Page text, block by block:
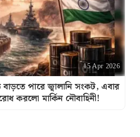
15 Apr 2026
পারে জ্বালানি সংকট, এবার
করলো মার্কিন নৌবাহিনী!